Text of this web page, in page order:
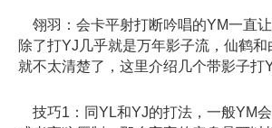
翎羽：会卡平射打断吟唱的YM一直
除了打YJ几乎就是万年影子流，仙鹤
就不太清楚了，这里介绍几个带影子打
技巧1：同YL和YJ的打法，一般YM